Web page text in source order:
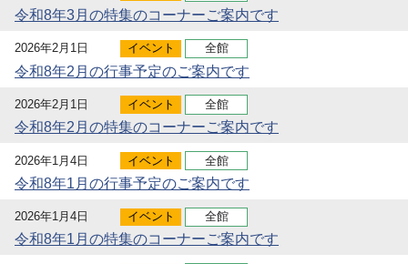
令和8年3月の特集のコーナーご案内です
2026年2月1日 イベント 全館
令和8年2月の行事予定のご案内です
2026年2月1日 イベント 全館
令和8年2月の特集のコーナーご案内です
2026年1月4日 イベント 全館
令和8年1月の行事予定のご案内です
2026年1月4日 イベント 全館
令和8年1月の特集のコーナーご案内です